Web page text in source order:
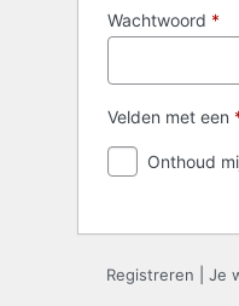
Wachtwoord *
Velden met een
Onthoud
Registreren Je